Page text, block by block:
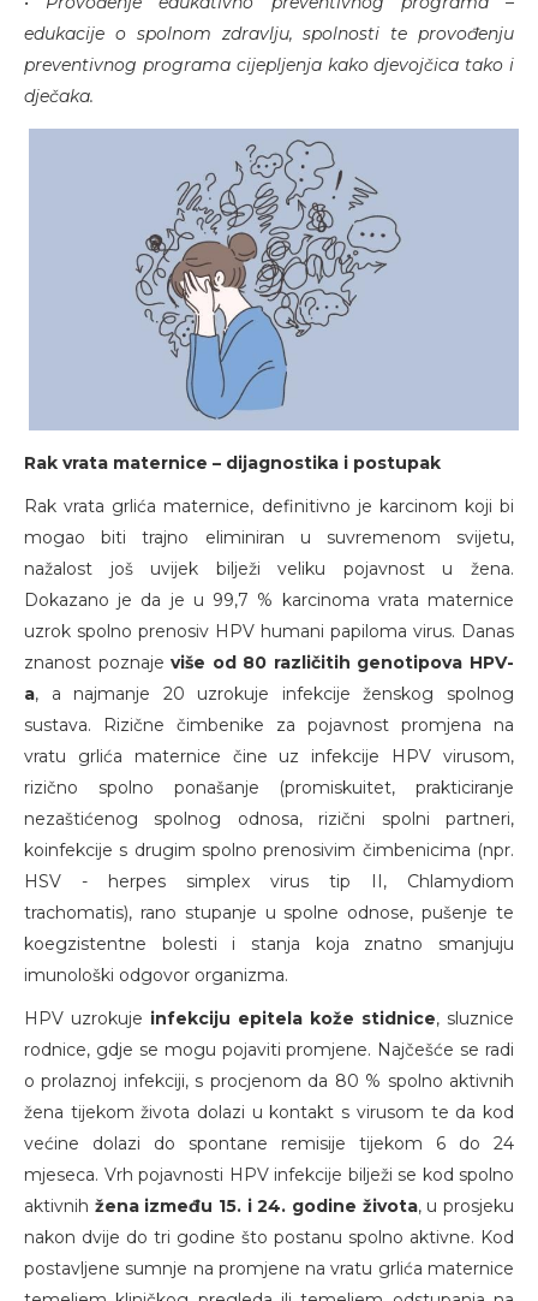
edukacije o spolnom zdravlju, spolnosti te provođenju
preventivnog programa cijepljenja kako djevojčica tako i
dječaka.
Rak vrata maternice – dijagnostika i postupak
Rak vrata grlića maternice, definitivno je karcinom koji bi
mogao biti trajno eliminiran u suvremenom svijetu,
nažalost još uvijek bilježi veliku pojavnost u žena.
Dokazano je da je u 99,7 % karcinoma vrata maternice
uzrok spolno prenosiv HPV humani papiloma virus. Danas
znanost poznajeviše od 80 različitih genotipova HPV-
a, a najmanje 20 uzrokuje infekcije ženskog spolnog
sustava. Rizične čimbenike za pojavnost promjena na
vratu grlića maternice čine uz infekcije HPV virusom,
rizično spolno ponašanje (promiskuitet, prakticiranje
nezaštićenog spolnog odnosa, rizični spolni partneri,
koinfekcije s drugim spolno prenosivim čimbenicima (npr.
HSV - herpes simplex virus tip II, Chlamydiom
trachomatis), rano stupanje u spolne odnose, pušenje te
koegzistentne bolesti i stanja koja znatno smanjuju
imunološki odgovor organizma.
HPV uzrokuje infekciju epitela kože stidnice, sluznice
rodnice, gdje se mogu pojaviti promjene. Najčešće se radi
o prolaznoj infekciji, s procjenom da 80 % spolno aktivnih
žena tijekom života dolazi u kontakt s virusom te da kod
većine dolazi do spontane remisije tijekom 6 do 24
mjeseca. Vrh pojavnosti HPV infekcije bilježi se kod spolno
aktivnih žena između 15. i 24. godine života, u prosjeku
nakon dvije do tri godine što postanu spolno aktivne. Kod
postavljene sumnje na promjene na vratu grlića maternice